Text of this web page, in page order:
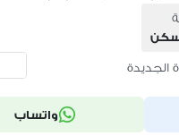
سكن
الجديدة
واتساب